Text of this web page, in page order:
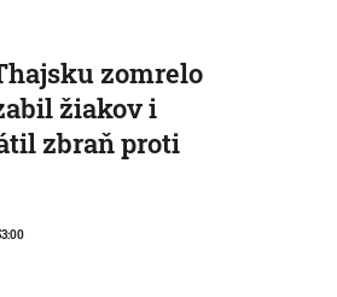
zomrelo
žiakov i
zbraň proti